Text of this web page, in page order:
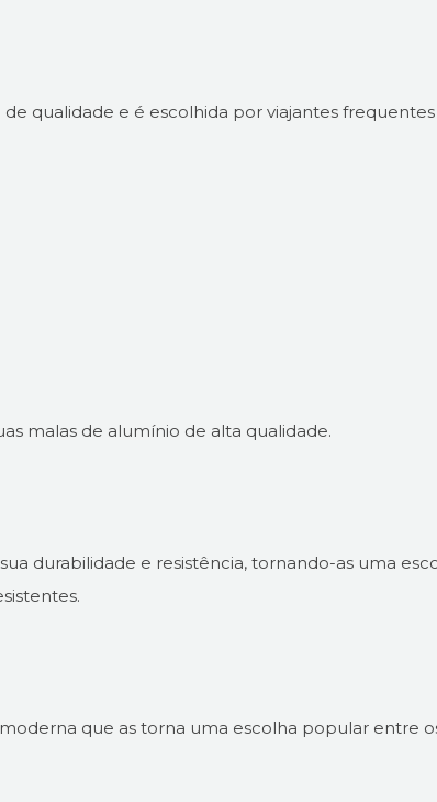
qualidade e é escolhida por viajantes
malas de alumínio de alta qualidade.
durabilidade e resistência, tornando-as uma
que as torna uma escolha popular entre